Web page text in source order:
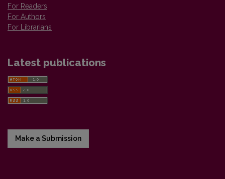
For Readers
For Authors
For Librarians
Latest publications
Make a Submission